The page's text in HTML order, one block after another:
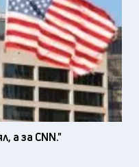
а за CNN."